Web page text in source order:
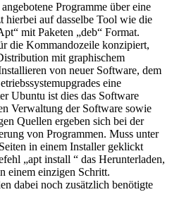
Programme über eine
hierbei auf dasselbe Tool wie die
mit Paketen „deb“ Format.
die Kommandozeile konzipiert,
mit graphischem
von neuer Software, dem
eine
Ubuntu ist dies das Software
Verwaltung der Software sowie
Quellen ergeben sich bei der
von Programmen. Muss unter
in einem Installer geklickt
„apt install “ das Herunterladen,
einem einzigen Schritt.
dabei noch zusätzlich benötigte